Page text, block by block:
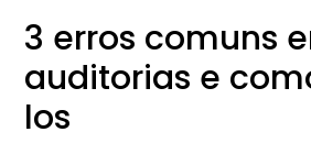
3 erros comuns
auditorias e
los